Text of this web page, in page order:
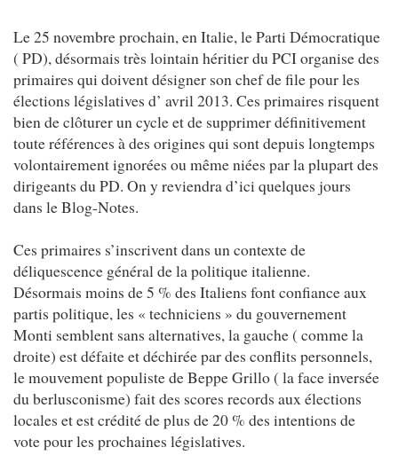
Le 25 novembre prochain, en Italie, le Parti Démocratique
( PD), désormais très lointain héritier du PCI organise des
primaires qui doivent désigner son chef de file pour les
élections législatives d’ avril 2013. Ces primaires risquent
bien de clôturer un cycle et de supprimer définitivement
toute références à des origines qui sont depuis longtemps
volontairement ignorées ou même niées par la plupart des
dirigeants du PD. On y reviendra d’ici quelques jours
dans le Blog-Notes.
Ces primaires s’inscrivent dans un contexte de
déliquescence général de la politique italienne.
Désormais moins de 5 % des Italiens font confiance aux
partis politique, les « techniciens » du gouvernement
Monti semblent sans alternatives, la gauche ( comme la
droite) est défaite et déchirée par des conflits personnels,
le mouvement populiste de Beppe Grillo ( la face inversée
du berlusconisme) fait des scores records aux élections
locales et est crédité de plus de 20 % des intentions de
vote pour les prochaines législatives.